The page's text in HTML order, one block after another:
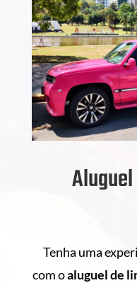
Tenha uma
com oaluguel de